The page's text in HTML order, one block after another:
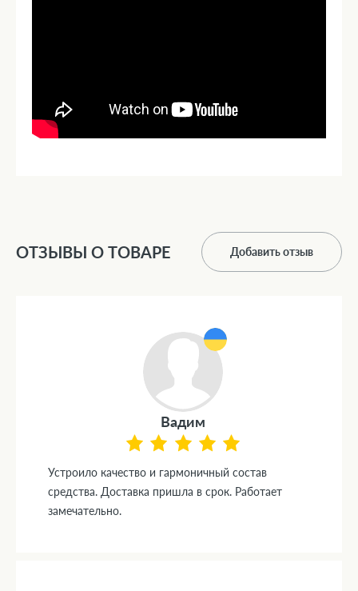
ОТЗЫВЫ О ТОВАРЕ Добавить отзыв
Вадим
Устроило качество и гармоничный состав
средства. Доставка пришла в срок. Работает
замечательно.